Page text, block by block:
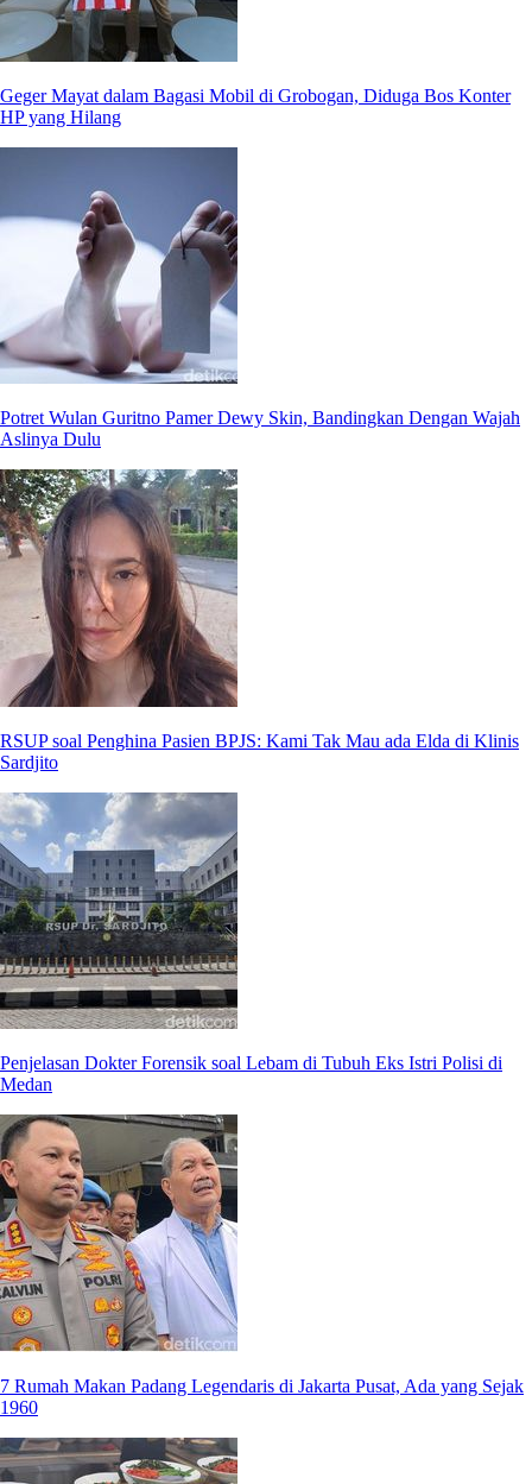
Geger Mayat dalam Bagasi Mobil di Grobogan, Diduga Bos Konter
HP yang Hilang
Potret Wulan Guritno Pamer Dewy Skin, Bandingkan Dengan Wajah
Aslinya Dulu
RSUP soal Penghina Pasien BPJS: Kami Tak Mau ada Elda di Klinis
Sardjito
Penjelasan Dokter Forensik soal Lebam di Tubuh Eks Istri Polisi di
Medan
7 Rumah Makan Padang Legendaris di Jakarta Pusat, Ada yang Sejak
1960